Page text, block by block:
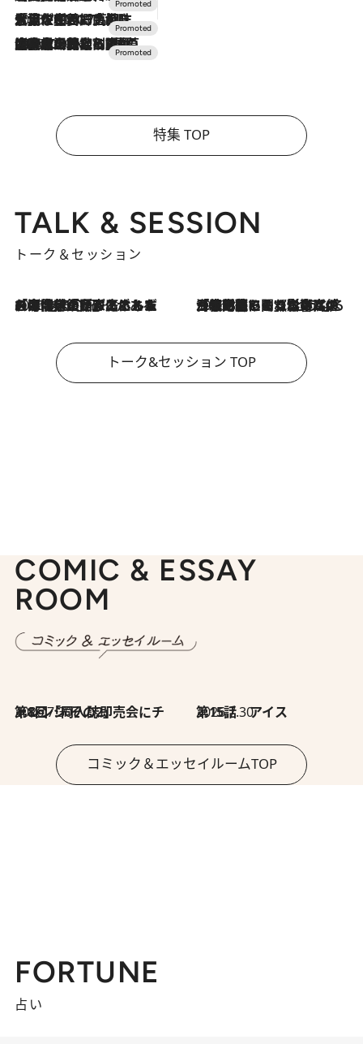
2026.7.17
「土佐和ハーブかき氷」がOMO7高知に登場！生姜、山椒、大葉など目にも舌にも涼を呼ぶ郷土の味
2026.7.10
NEW OPEN！【界 草津】名湯の地に誕生。趣の異なる2種の温泉と上州ならではの会席・蕎麦割烹など美食を味わう究極の癒やし旅
特集 TOP
TALK & SESSION
トーク＆セッション
2026.8.3
「今後値上げがあるとすれば…」「リスクがあるのは今年の冬」エネルギー専門家が語る、ホルムズ海峡封鎖が家庭にもたらす“ある心配” 2026.8.3
「住宅建てられない…」「サーチャージ料の高値が続いている」ホルムズ海峡封鎖による影響はいつまで続く？《エネルギー専門家に聞く“どうなる日本の暮らし”》
トーク&セッション TOP
COMIC & ESSAY
ROOM
2026.7.30
第8回「同人誌即売会にチャレンジ その2」 2026.7.30
第15話 アイス
コミック＆エッセイルームTOP
FORTUNE
占い